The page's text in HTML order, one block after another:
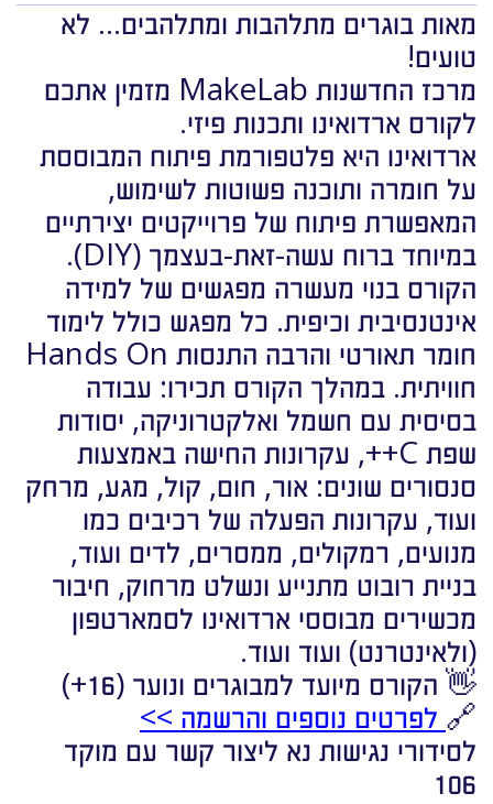
מאות בוגרים מתלהבות ומתלהבים… לא
טועים!
מרכז החדשנות MakeLab מזמין אתכם
לקורס ארדואינו ותכנות פיזי.
ארדואינו היא פלטפורמת פיתוח המבוססת
על חומרה ותוכנה פשוטות לשימוש,
המאפשרת פיתוח של פרוייקטים יצירתיים
במיוחד ברוח עשה-זאת-בעצמך (DIY).
הקורס בנוי מעשרה מפגשים של למידה
אינטנסיבית וכיפית. כל מפגש כולל לימוד
חומר תאורטי והרבה התנסות Hands On
חוויתית. במהלך הקורס תכירו: עבודה
בסיסית עם חשמל ואלקטרוניקה, יסודות
שפת C++, עקרונות החישה באמצעות
סנסורים שונים: אור, חום, קול, מגע, מרחק
ועוד, עקרונות הפעלה של רכיבים כמו
מנועים, רמקולים, ממסרים, לדים ועוד,
בניית רובוט מתנייע ונשלט מרחוק, חיבור
מכשירים מבוססי ארדואינו לסמארטפון
(ולאינטרנט) ועוד ועוד.
👋 הקורס מיועד למבוגרים ונוער (16+)
🔗 לפרטים נוספים והרשמה >>
לסידורי נגישות נא ליצור קשר עם מוקד
106